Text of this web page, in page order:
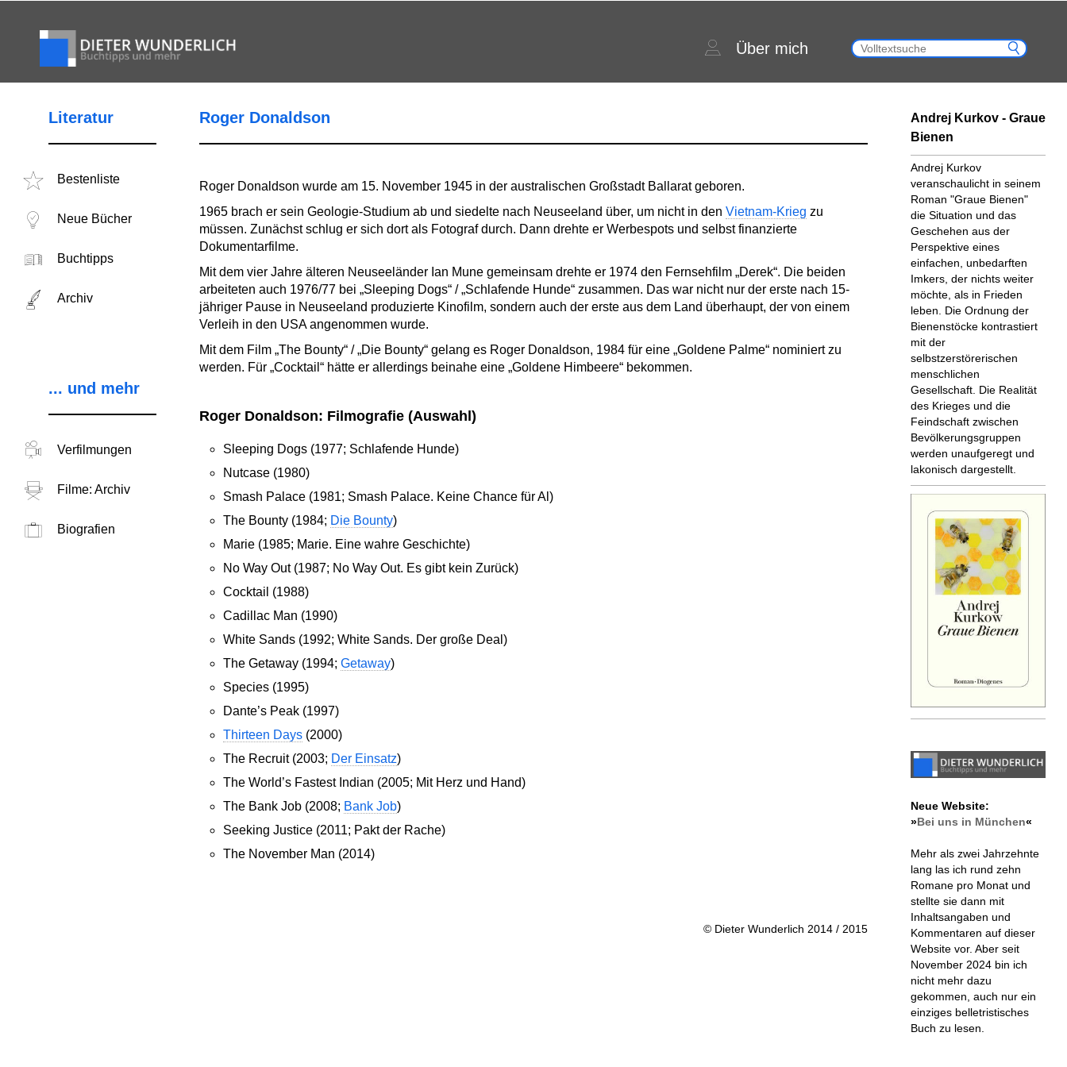
Über mich
Literatur
Bestenliste
Neue Bücher
Buchtipps
Archiv
... und mehr
Verfilmungen
Filme: Archiv
Biografien
Roger Donaldson
Roger Donaldson wurde am 15. November 1945 in der australischen Großstadt Ballarat geboren.
1965 brach er sein Geologie-Studium ab und siedelte nach Neuseeland über, um nicht in den Vietnam-Krieg zu
müssen. Zunächst schlug er sich dort als Fotograf durch. Dann drehte er Werbespots und selbst finanzierte
Dokumentarfilme.
Mit dem vier Jahre älteren Neuseeländer Ian Mune gemeinsam drehte er 1974 den Fernsehfilm „Derek“. Die beiden
arbeiteten auch 1976/77 bei „Sleeping Dogs“ / „Schlafende Hunde“ zusammen. Das war nicht nur der erste nach 15-
jähriger Pause in Neuseeland produzierte Kinofilm, sondern auch der erste aus dem Land überhaupt, der von einem
Verleih in den USA angenommen wurde.
Mit dem Film „The Bounty“ / „Die Bounty“ gelang es Roger Donaldson, 1984 für eine „Goldene Palme“ nominiert zu
werden. Für „Cocktail“ hätte er allerdings beinahe eine „Goldene Himbeere“ bekommen.
Roger Donaldson: Filmografie (Auswahl)
Sleeping Dogs (1977; Schlafende Hunde)
Nutcase (1980)
Smash Palace (1981; Smash Palace. Keine Chance für Al)
The Bounty (1984; Die Bounty)
Marie (1985; Marie. Eine wahre Geschichte)
No Way Out (1987; No Way Out. Es gibt kein Zurück)
Cocktail (1988)
Cadillac Man (1990)
White Sands (1992; White Sands. Der große Deal)
The Getaway (1994; Getaway)
Species (1995)
Dante’s Peak (1997)
Thirteen Days(2000)
The Recruit (2003; Der Einsatz)
The World’s Fastest Indian (2005; Mit Herz und Hand)
The Bank Job (2008; Bank Job)
Seeking Justice (2011; Pakt der Rache)
The November Man (2014)
© Dieter Wunderlich 2014 / 2015
Andrej Kurkov - Graue
Bienen
Andrej Kurkov
veranschaulicht in seinem
Roman "Graue Bienen"
die Situation und das
Geschehen aus der
Perspektive eines
einfachen, unbedarften
Imkers, der nichts weiter
möchte, als in Frieden
leben. Die Ordnung der
Bienenstöcke kontrastiert
mit der
selbstzerstörerischen
menschlichen
Gesellschaft. Die Realität
des Krieges und die
Feindschaft zwischen
Bevölkerungsgruppen
werden unaufgeregt und
lakonisch dargestellt.
Neue Website:
»Bei uns in München«
Mehr als zwei Jahrzehnte
lang las ich rund zehn
Romane pro Monat und
stellte sie dann mit
Inhaltsangaben und
Kommentaren auf dieser
Website vor. Aber seit
November 2024 bin ich
nicht mehr dazu
gekommen, auch nur ein
einziges belletristisches
Buch zu lesen.